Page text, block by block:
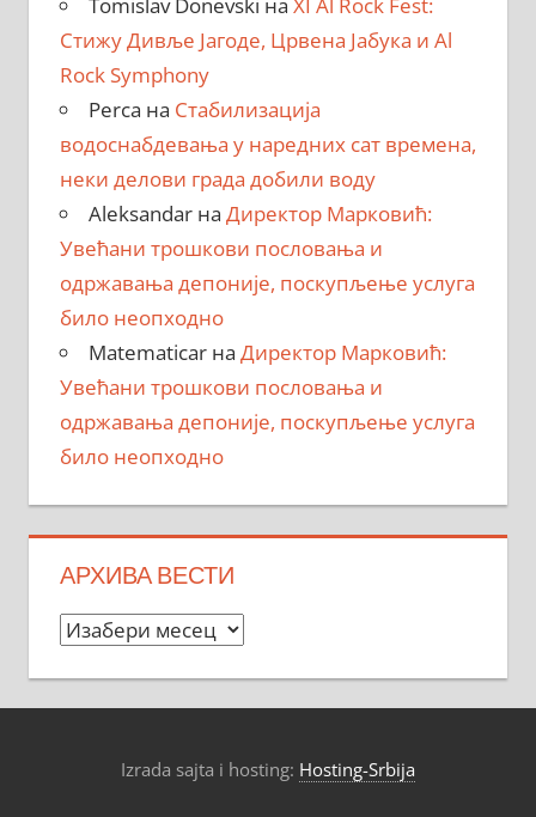
Tomislav Donevski на XI Al Rock Fest:
Стижу Дивље Јагоде, Црвена Јабука и Al
Rock Symphony
Perca на Стабилизација
водоснабдевања у наредних сат времена,
неки делови града добили воду
Aleksandarна Директор Марковић:
Увећани трошкови пословања и
одржавања депоније, поскупљење услуга
било неопходно
Matematicarна Директор Марковић:
Увећани трошкови пословања и
одржавања депоније, поскупљење услуга
било неопходно
АРХИВА ВЕСТИ
Архива
Izrada sajta i hosting: Hosting-Srbija